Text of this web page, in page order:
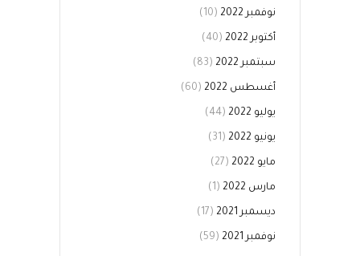
نوفمبر 2022 (10)
أكتوبر 2022 (40)
سبتمبر 2022 (83)
أغسطس 2022 (60)
يوليو 2022 (44)
يونيو 2022 (31)
مايو 2022 (27)
مارس 2022 (1)
ديسمبر 2021 (17)
نوفمبر 2021 (59)